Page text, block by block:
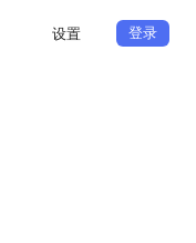
设置 登录